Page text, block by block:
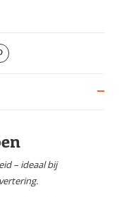
– ideaal bij